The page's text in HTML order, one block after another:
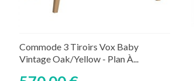
Commode 3 Tiroirs Vox Baby
Vintage Oak/Yellow - Plan À...